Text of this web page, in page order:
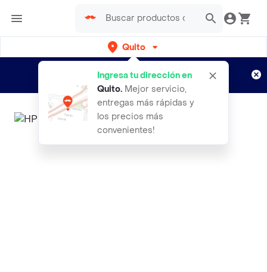
Quito
Ingresa tu dirección en
Quito. Mejor servicio,
entregas más rápidas y
los precios más
convenientes!
envíos gratis por semanas
Aplican TyC